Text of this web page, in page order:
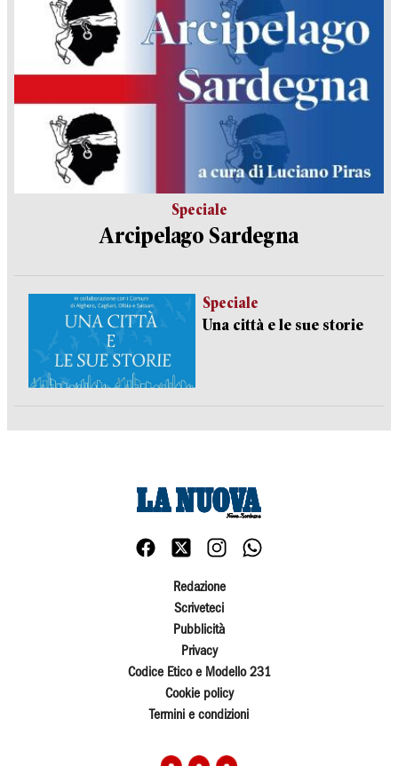
Speciale
Arcipelago Sardegna
Speciale
Una città e le sue storie
Redazione
Scriveteci
Pubblicità
Privacy
Codice Etico e Modello 231
Cookie policy
Termini e condizioni